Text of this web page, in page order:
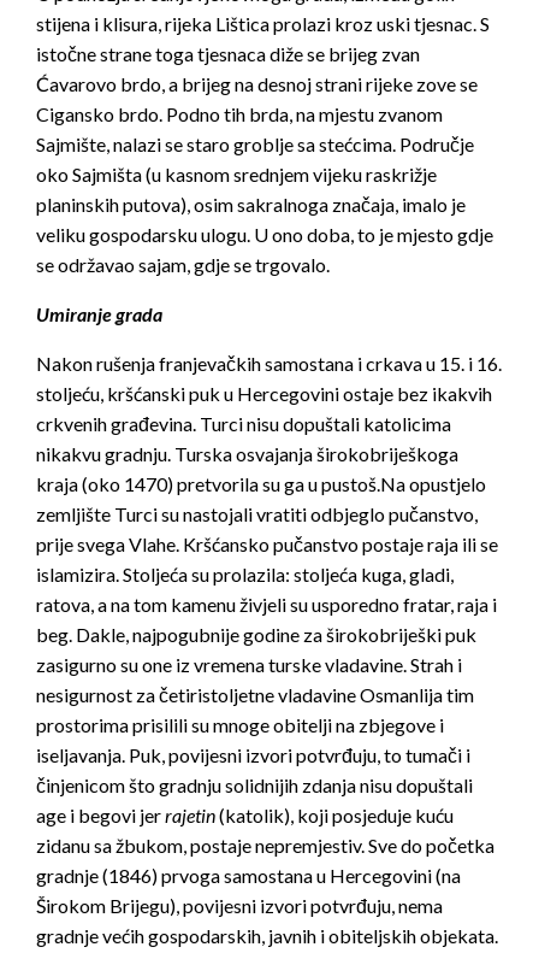
stijena i klisura, rijeka Lištica prolazi kroz uski tjesnac. S
istočne strane toga tjesnaca diže se brijeg zvan
Ćavarovo brdo, a brijeg na desnoj strani rijeke zove se
Cigansko brdo. Podno tih brda, na mjestu zvanom
Sajmište, nalazi se staro groblje sa stećcima. Područje
oko Sajmišta (u kasnom srednjem vijeku raskrižje
planinskih putova), osim sakralnoga značaja, imalo je
veliku gospodarsku ulogu. U ono doba, to je mjesto gdje
se održavao sajam, gdje se trgovalo.
Umiranje grada
Nakon rušenja franjevačkih samostana i crkava u 15. i 16.
stoljeću, kršćanski puk u Hercegovini ostaje bez ikakvih
crkvenih građevina. Turci nisu dopuštali katolicima
nikakvu gradnju. Turska osvajanja širokobriješkoga
kraja (oko 1470) pretvorila su ga u pustoš.Na opustjelo
zemljište Turci su nastojali vratiti odbjeglo pučanstvo,
prije svega Vlahe. Kršćansko pučanstvo postaje raja ili se
islamizira. Stoljeća su prolazila: stoljeća kuga, gladi,
ratova, a na tom kamenu živjeli su usporedno fratar, raja i
beg. Dakle, najpogubnije godine za širokobriješki puk
zasigurno su one iz vremena turske vladavine. Strah i
nesigurnost za četiristoljetne vladavine Osmanlija tim
prostorima prisilili su mnoge obitelji na zbjegove i
iseljavanja. Puk, povijesni izvori potvrđuju, to tumači i
činjenicom što gradnju solidnijih zdanja nisu dopuštali
age i begovi jerrajetin(katolik), koji posjeduje kuću
zidanu sa žbukom, postaje nepremjestiv. Sve do početka
gradnje (1846) prvoga samostana u Hercegovini (na
Širokom Brijegu), povijesni izvori potvrđuju, nema
gradnje većih gospodarskih, javnih i obiteljskih objekata.